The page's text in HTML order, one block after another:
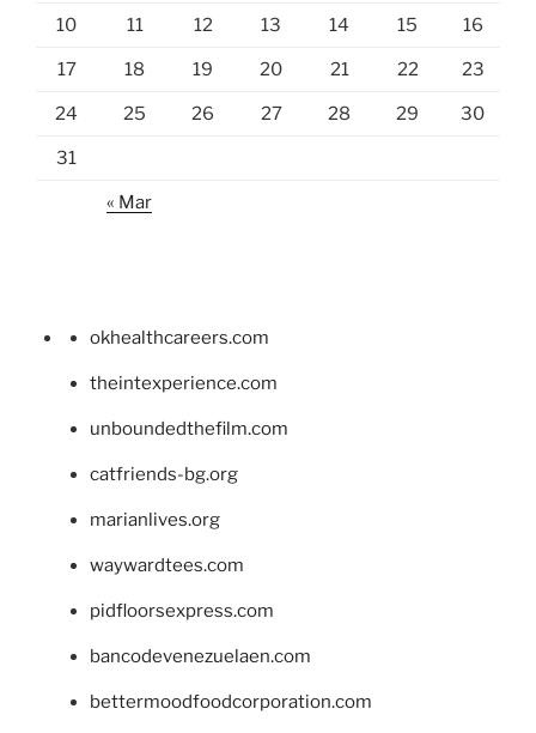
10 11 12 13 14 15 16
17 18 19 20 21 22 23
24 25 26 27 28 29 30
31
« Mar
okhealthcareers.com
theintexperience.com
unboundedthefilm.com
catfriends-bg.org
marianlives.org
waywardtees.com
pidfloorsexpress.com
bancodevenezuelaen.com
bettermoodfoodcorporation.com